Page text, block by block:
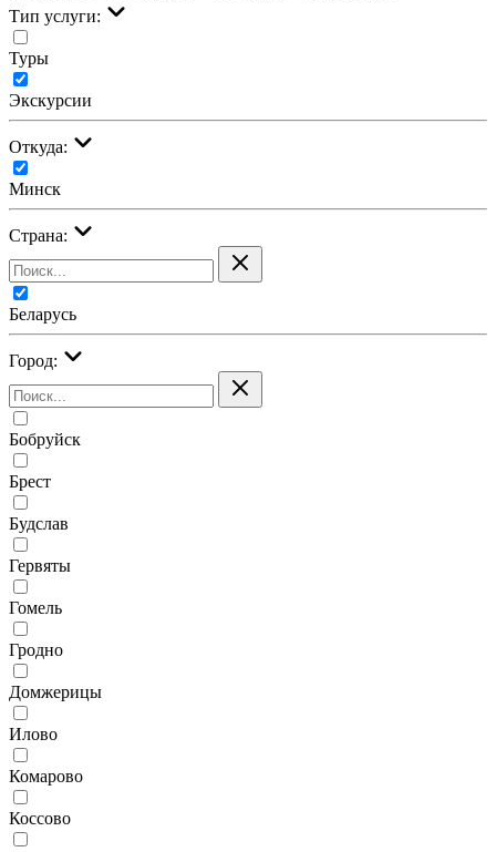
Тип услуги:
Туры
Экскурсии
Откуда:
Минск
Страна:
Беларусь
Город:
Бобруйск
Брест
Будслав
Гервяты
Гомель
Гродно
Домжерицы
Илово
Комарово
Коссово